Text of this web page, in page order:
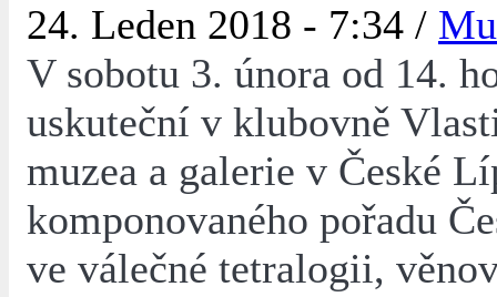
24. Leden 2018 - 7:34 /
V sobotu 3. února od 14.
uskuteční v klubovně
muzea a galerie v České
komponovaného pořadu
ve válečné tetralogii,